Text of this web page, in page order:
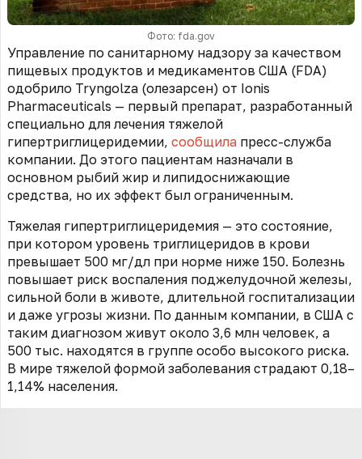
Фото: fda.gov
Управление по санитарному надзору за качеством
пищевых продуктов и медикаментов США (FDA)
одобрило Tryngolza (олезарсен) от Ionis
Pharmaceuticals — первый препарат, разработанный
специально для лечения тяжелой
гипертриглицеридемии, сообщила пресс-служба
компании. До этого пациентам назначали в
основном рыбий жир и липидоснижающие
средства, но их эффект был ограниченным.
Тяжелая гипертриглицеридемия — это состояние,
при котором уровень триглицеридов в крови
превышает 500 мг/дл при норме ниже 150. Болезнь
повышает риск воспаления поджелудочной железы,
сильной боли в животе, длительной госпитализации
и даже угрозы жизни. По данным компании, в США с
таким диагнозом живут около 3,6 млн человек, а
500 тыс. находятся в группе особо высокого риска.
В мире тяжелой формой заболевания страдают 0,18–
1,14% населения.